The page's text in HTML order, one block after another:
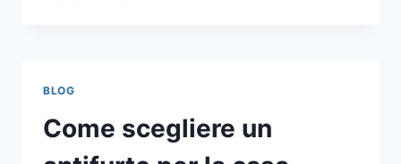
A
UNA
BLOG
Come scegliere un